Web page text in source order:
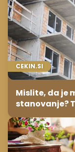
CEKIN.SI
Mislite, da je
stanovanje?